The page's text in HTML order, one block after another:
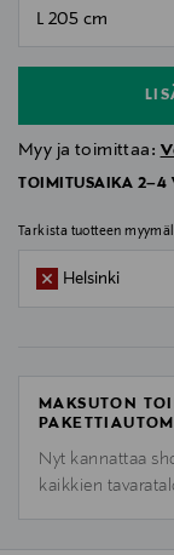
Myy ja toimittaa:
TOIMITUSAIKA 2–4
Tarkista tuotteen
Helsinki
MAKSUTON
Nyt kannattaa
kaikkien